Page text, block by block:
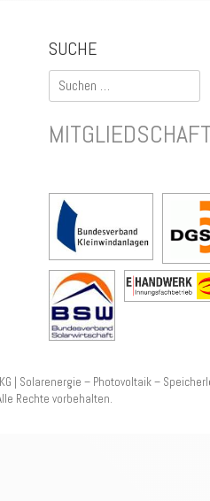
SUCHE
Suchen
nach:
KG | Solarenergie – Photovoltaik –
Rechte vorbehalten.